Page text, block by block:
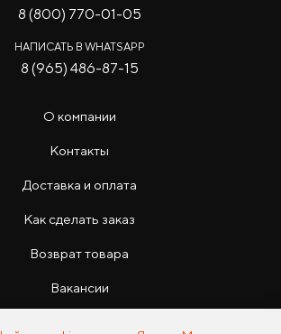
8 (800) 770-01-05
НАПИСАТЬ В WHATSAPP
8 (965) 486-87-15
О компании
Контакты
Доставка и оплата
Как сделать заказ
Возврат товара
Вакансии